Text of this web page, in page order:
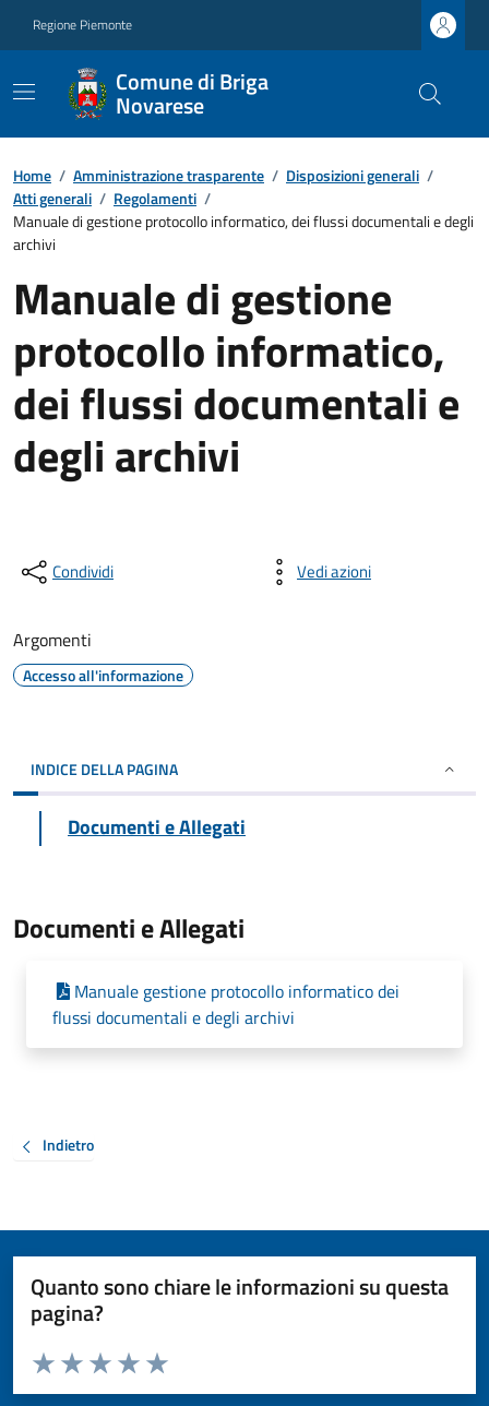
Regione Piemonte
Comune di Briga
Novarese
Home / Amministrazione trasparente / Disposizioni generali /
Atti generali / Regolamenti /
Manuale di gestione protocollo informatico, dei flussi documentali e degli
archivi
Manuale di gestione
protocollo informatico,
dei flussi documentali e
degli archivi
Condividi Vedi azioni
Argomenti
Accesso all'informazione
INDICE DELLA PAGINA
Documenti e Allegati
Documenti e Allegati
Manuale gestione protocollo informatico dei
flussi documentali e degli archivi
Indietro
Quanto sono chiare le informazioni su questa
pagina?
Valuta da 1 a 5 stelle la pagina
Valuta 5 stelle su 5
Valuta 4 stelle su 5
Valuta 3 stelle su 5
Valuta 2 stelle su 5
Valuta 1 stelle su 5